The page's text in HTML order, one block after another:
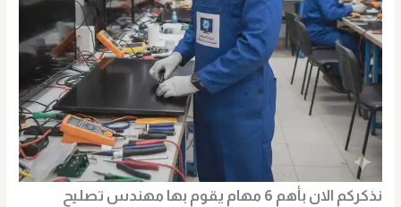
نذكركم الان بأهم 6 مهام يقوم بها مهندس تصليح